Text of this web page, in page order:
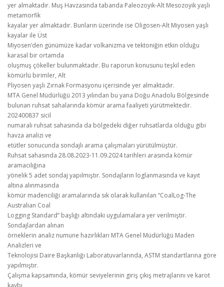
yer almaktadır. Muş Havzasında tabanda Paleozoyik-Alt Mesozoyik yaşlı
metamorfik
kayalar yer almaktadır. Bunların üzerinde ise Oligosen-Alt Miyosen yaşlı
kayalar ile Üst
Miyosen’den günümüze kadar volkanizma ve tektoniğin etkin olduğu
karasal bir ortamda
oluşmuş çökeller bulunmaktadır. Bu raporun konusunu teşkil eden
kömürlü birimler, Alt
Pliyosen yaşlı Zırnak Formasyonu içerisinde yer almaktadır.
MTA Genel Müdürlüğü 2013 yılından bu yana Doğu Anadolu Bölgesinde
bulunan ruhsat sahalarında kömür arama faaliyeti yürütmektedir.
202400837 sicil
numaralı ruhsat sahasında da bölgedeki diğer ruhsatlarda olduğu gibi
havza analizi ve
etütler sonucunda sondajlı arama çalışmaları yürütülmüştür.
Ruhsat sahasında 28.08.2023-11.09.2024 tarihleri arasında kömür
aramacılığına
yönelik 5 adet sondaj yapılmıştır. Sondajların loglanmasında ve kayıt
altına alınmasında
kömür madenciliği aramalarında sık olarak kullanılan “CoalLog-The
Australian Coal
Logging Standard” başlığı altındaki uygulamalara yer verilmiştir.
Sondajlardan alınan
örneklerin analiz numune hazırlıkları MTA Genel Müdürlüğü Maden
Analizleri ve
Teknolojisi Daire Başkanlığı Laboratuvarlarında, ASTM standartlarına göre
yapılmıştır.
Çalışma kapsamında, kömür seviyelerinin giriş çıkış metrajlarını ve karot
kaybı